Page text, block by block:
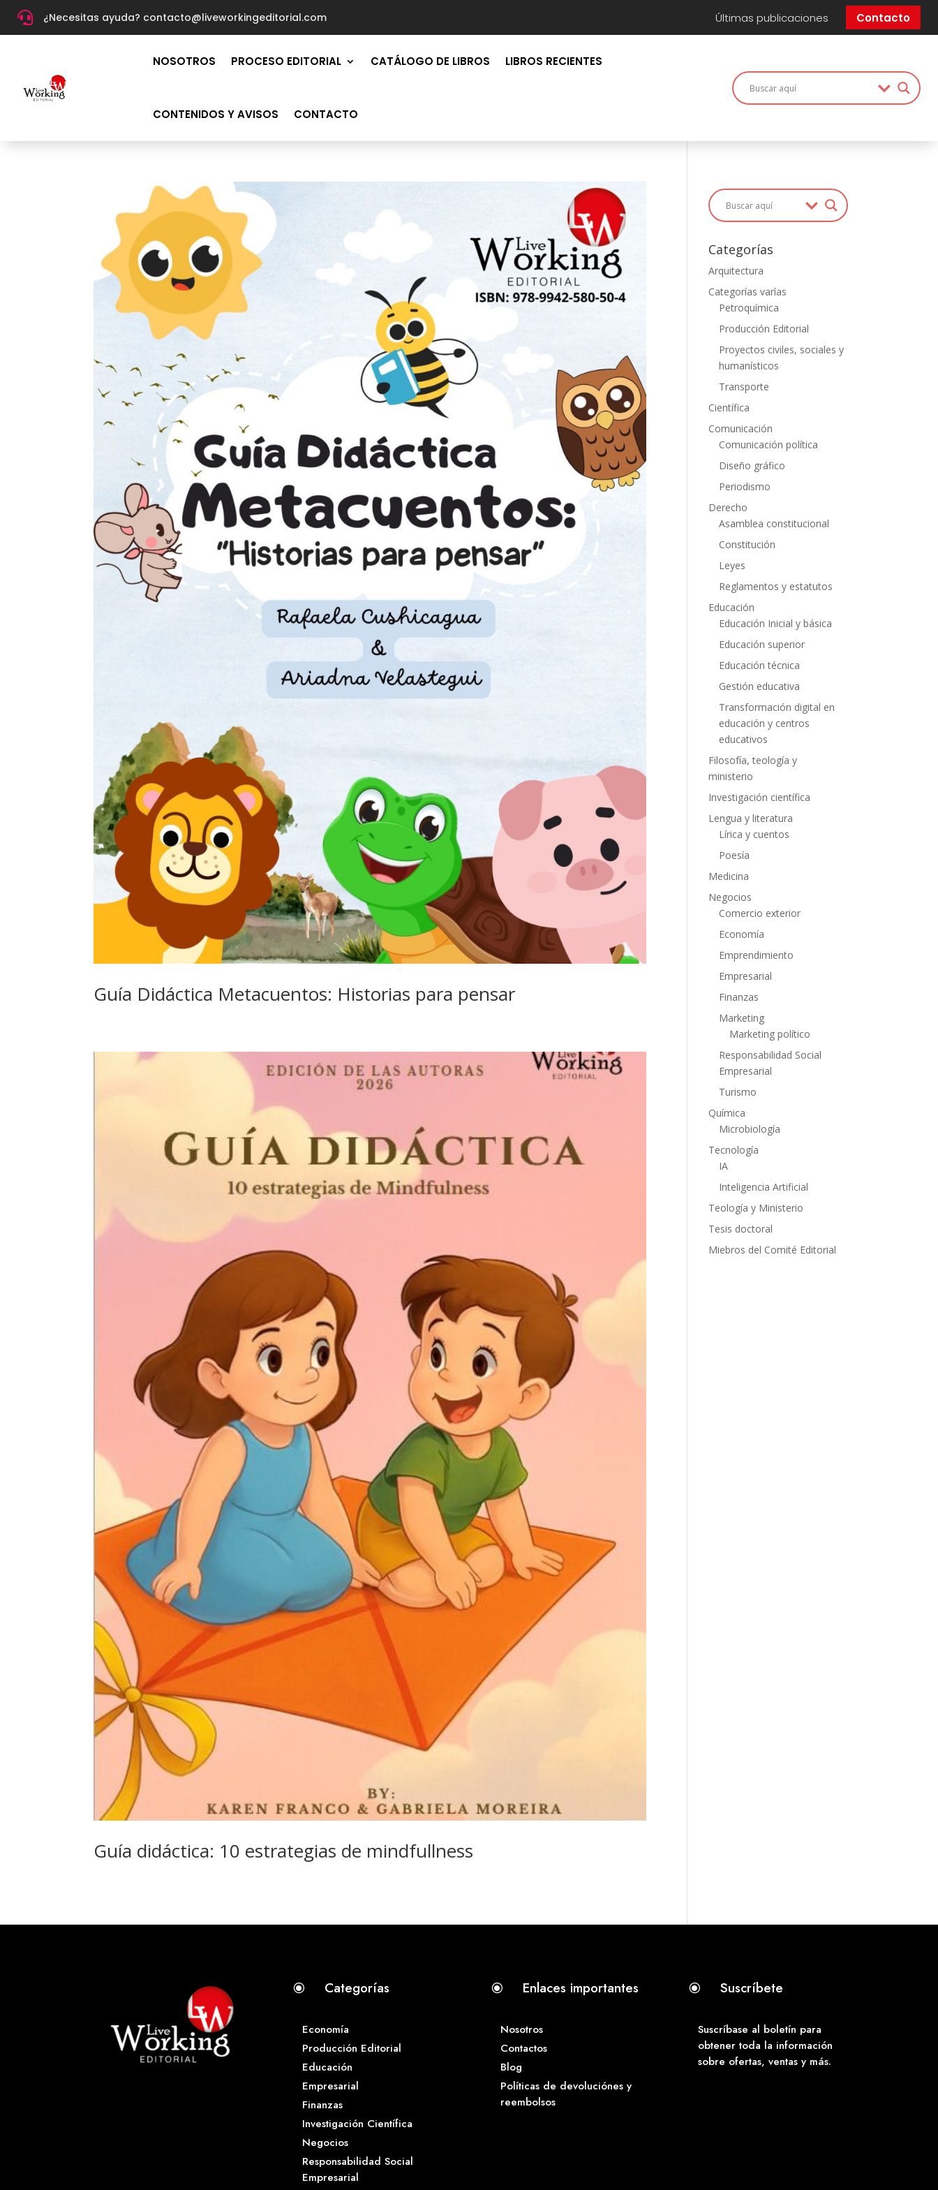
 ¿Necesitas ayuda? contacto@liveworkingeditorial.com Últimas publicaciones Contacto
NOSOTROS PROCESO EDITORIAL CATÁLOGO DE LIBROS LIBROS RECIENTES
CONTENIDOS Y AVISOS CONTACTO
Guía Didáctica Metacuentos: Historias para pensar
Guía didáctica: 10 estrategias de mindfullness
Categorías
Arquitectura
Categorías varías
Petroquímica
Producción Editorial
Proyectos civiles, sociales y
humanísticos
Transporte
Científica
Comunicación
Comunicación política
Diseño gráfico
Periodismo
Derecho
Asamblea constitucional
Constitución
Leyes
Reglamentos y estatutos
Educación
Educación Inicial y básica
Educación superior
Educación técnica
Gestión educativa
Transformación digital en
educación y centros
educativos
Filosofía, teología y
ministerio
Investigación científica
Lengua y literatura
Lírica y cuentos
Poesía
Medicina
Negocios
Comercio exterior
Economía
Emprendimiento
Empresarial
Finanzas
Marketing
Marketing político
Responsabilidad Social
Empresarial
Turismo
Química
Microbiología
Tecnología
IA
Inteligencia Artificial
Teología y Ministerio
Tesis doctoral
Miebros del Comité Editorial
\ Categorías
Economía
Producción Editorial
Educación
Empresarial
Finanzas
Investigación Científica
Negocios
Responsabilidad Social
Empresarial
\ Enlaces importantes
Nosotros
Contactos
Blog
Políticas de devoluciónes y
reembolsos
\ Suscríbete
Suscríbase al boletín para
obtener toda la información
sobre ofertas, ventas y más.